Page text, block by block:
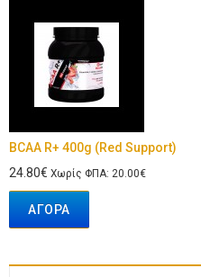
BCAA R+ 400g (Red Support)
24.80€ Χωρίς ΦΠΑ: 20.00€
ΑΓΟΡΆ